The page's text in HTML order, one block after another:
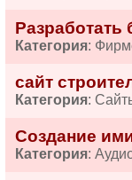
Разработать
Категория:
сайт
Категория:
Создание
Категория: